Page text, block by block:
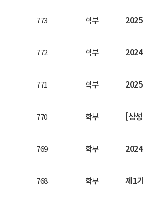
773 학부
772 학부
771 학부
770 학부 [삼
769 학부
768 학부 제1